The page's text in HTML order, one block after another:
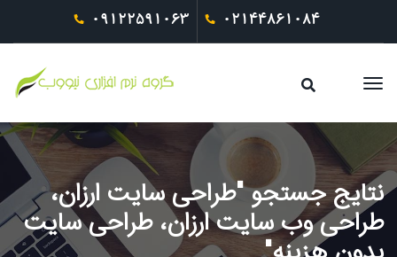
09122591063 02144861084
نتایج جستجو "طراحی سایت ارزان،
طراحی وب سایت ارزان، طراحی سایت